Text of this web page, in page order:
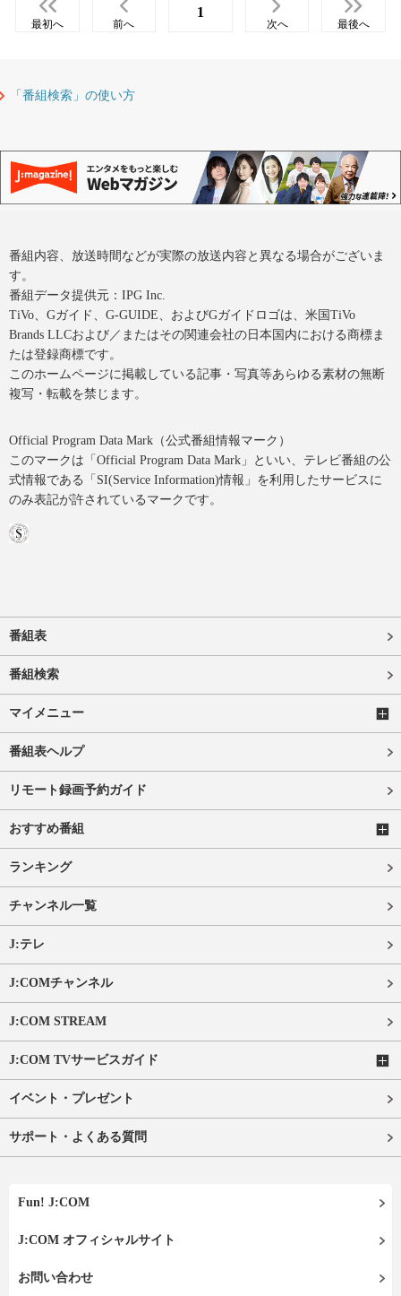
最初へ 前へ
1
次へ 最後へ
「番組検索」の使い方
番組内容、放送時間などが実際の放送内容と異なる場合がございま
す。
番組データ提供元：IPG Inc.
TiVo、Gガイド、G-GUIDE、およびGガイドロゴは、米国TiVo
Brands LLCおよび／またはその関連会社の日本国内における商標ま
たは登録商標です。
このホームページに掲載している記事・写真等あらゆる素材の無断
複写・転載を禁じます。
Official Program Data Mark（公式番組情報マーク）
このマークは「Official Program Data Mark」といい、テレビ番組の公
式情報である「SI(Service Information)情報」を利用したサービスに
のみ表記が許されているマークです。
番組表
番組検索
マイメニュー
番組表ヘルプ
リモート録画予約ガイド
おすすめ番組
ランキング
チャンネル一覧
J:テレ
J:COMチャンネル
J:COM STREAM
J:COM TVサービスガイド
イベント・プレゼント
サポート・よくある質問
Fun! J:COM
J:COM オフィシャルサイト
お問い合わせ